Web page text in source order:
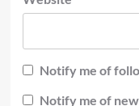
Notify me of
Notify me of